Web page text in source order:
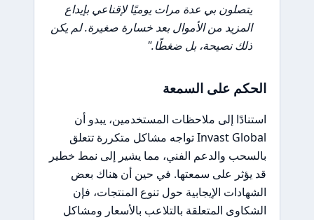
يتصلون بي عدة مرات يوميًا لإقناعي بإيداع
المزيد من الأموال بعد خسارة صغيرة. لم يكن
ذلك نصيحة، بل ضغطًا."
الحكم على السمعة
استنادًا إلى ملاحظات المستخدمين، يبدو أن
Invast Global تواجه مشاكل متكررة تتعلق
بالسحب والدعم الفني، مما يشير إلى نمط خطير
قد يؤثر على سمعتها. في حين أن هناك بعض
الشهادات الإيجابية حول تنوع المنتجات، فإن
الشكاوى المتعلقة بالتلاعب بالأسعار ومشاكل